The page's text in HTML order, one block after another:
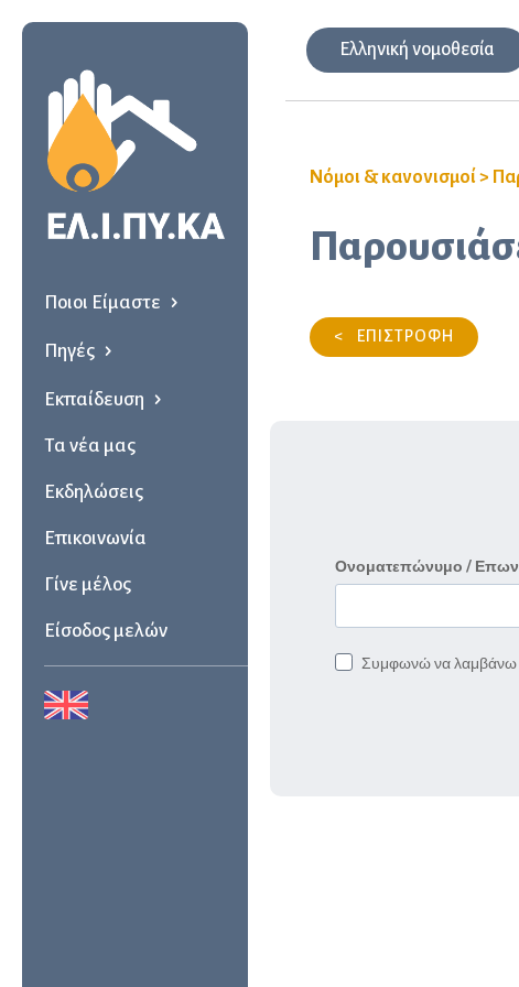
Ποιοι Είμαστε
Πηγές
Εκπαίδευση
Τα νέα μας
Εκδηλώσεις
Επικοινωνία
Γίνε μέλος
Είσοδος μελών
Ελληνική νομοθεσία
Νόμοι & κανονισμοί>
< ΕΠΙΣΤΡΟΦΗ
Ονοματεπώνυμο /
Συμφωνώ να λαμβάνω